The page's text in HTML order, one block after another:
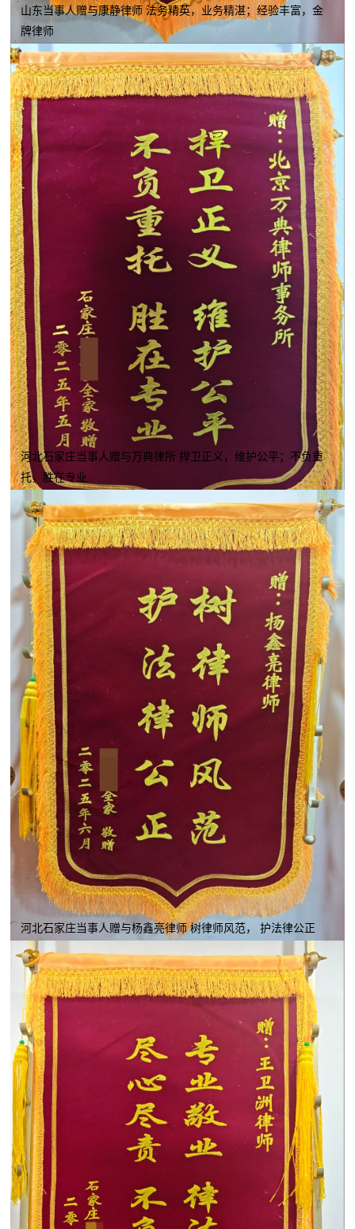
山东当事人赠与康静律师 法务精英，业务精湛；经验丰富，金
牌律师
河北石家庄当事人赠与万典律所 捍卫正义，维护公平；不负重
托，胜在专业
河北石家庄当事人赠与杨鑫亮律师 树律师风范， 护法律公正